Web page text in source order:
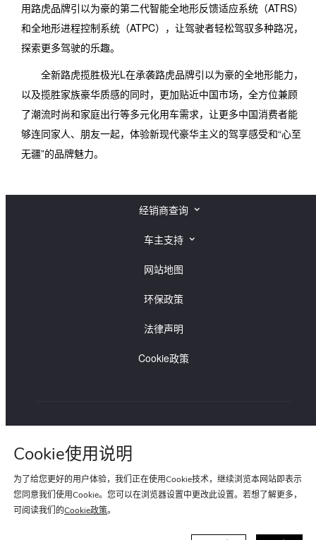
用路虎品牌引以为豪的第二代智能全地形反馈适应系统（ATRS）
和全地形进程控制系统（ATPC），让驾驶者轻松驾驭多种路况，
探索更多驾驶的乐趣。
全新路虎揽胜极光L在承袭路虎品牌引以为豪的全地形能力，
以及揽胜家族豪华质感的同时，更加贴近中国市场，全方位兼顾
了潮流时尚和家庭出行等多元化用车需求，让更多中国消费者能
够连同家人、朋友一起，体验新现代豪华主义的驾享感受和“心至
无疆”的品牌魅力。
Cookie使用说明
为了给您更好的用户体验，我们正在使用Cookie技术，继续浏览本网站即表示
您同意我们使用Cookie。您可以在浏览器设置中更改此设置。若想了解更多，
可阅读我们的Cookie政策。
经销商查询
捷豹经销商查询
车主支持
捷豹车主支持
网站地图
环保政策
法律声明
Cookie政策
捷豹贵宾专线:400-820-8955